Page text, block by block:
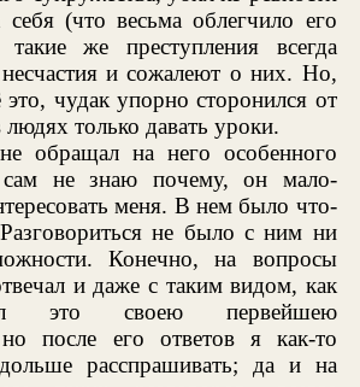
(что весьма облегчило его
же преступления всегда
и сожалеют о них. Но,
это, чудак упорно сторонился от
людях только давать уроки.
обращал на него особенного
не знаю почему, он мало-
меня. В нем было что-
не было с ним ни
Конечно, на вопросы
и даже с таким видом, как
это своею первейшею
после его ответов я как-то
расспрашивать; да и на